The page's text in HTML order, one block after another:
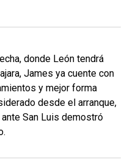
donde León tendrá
James ya cuente con
y mejor forma
desde el arranque,
San Luis demostró